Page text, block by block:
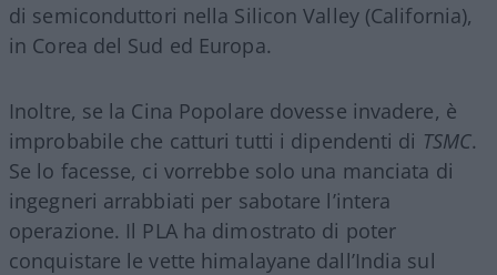
di semiconduttori nella Silicon Valley (California),
in Corea del Sud ed Europa.
Inoltre, se la Cina Popolare dovesse invadere, è
improbabile che catturi tutti i dipendenti di TSMC.
Se lo facesse, ci vorrebbe solo una manciata di
ingegneri arrabbiati per sabotare l’intera
operazione. Il PLA ha dimostrato di poter
conquistare le vette himalayane dall’India sul